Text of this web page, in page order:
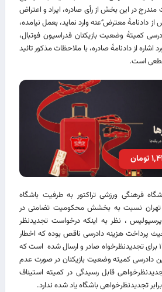
مندرج در این بخش از رأی صادره، ایراد و اعتراض
دادنامۀ معترض ‌ٌعنه وارد نماید، بعمل نیامده،
۱۷ آئین دادرسی کمیتۀ وضعیت بازیکنان فدراسیون فوتبال،
از دادنامۀ صادره، با ملاحظات مذکور تائید
قطعی است.
فرهنگی ورزشی تراکتور به طرفیت باشگاه
تهران نسبت به بخشش محکومیت تضامنی در
، نظر به اینکه درخواست تجدیدنظر
پرداخت هزینه دادرسی ناقص بوده که اخطار
رفع نقص مورخ ۲۲ مهر ۱۴۰۳ برای تجدیدنظرخواه صادر و ارسال شده است که
به بند ۵ ماده ۱۷ آئین دادرسی کمیته وضعیت بازیکنان در صورت عدم
قابل رسیدگی در کمیته استیناف
تجدیدنظرخواهی باشگاه یاد شده ندارد.